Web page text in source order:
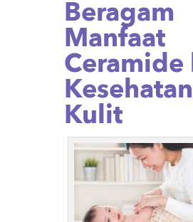
Beragam
Manfaat
Ceramide
Kesehatan
Kulit